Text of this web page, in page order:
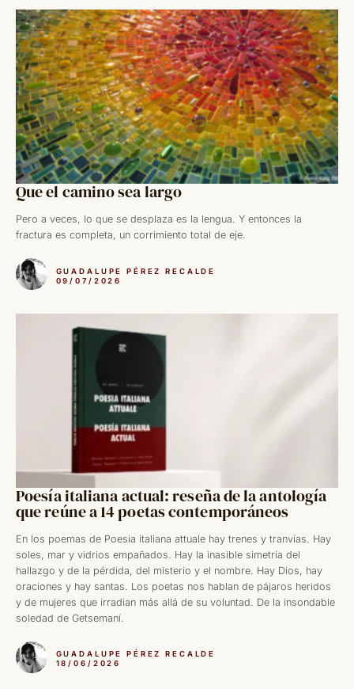
Que el camino sea largo
Pero a veces, lo que se desplaza es la lengua. Y entonces la
fractura es completa, un corrimiento total de eje.
GUADALUPE PÉREZ RECALDE
09/07/2026
Poesía italiana actual: reseña de la antología
que reúne a 14 poetas contemporáneos
En los poemas de Poesia italiana attuale hay trenes y tranvías. Hay
soles, mar y vidrios empañados. Hay la inasible simetría del
hallazgo y de la pérdida, del misterio y el nombre. Hay Dios, hay
oraciones y hay santas. Los poetas nos hablan de pájaros heridos
y de mujeres que irradian más allá de su voluntad. De la insondable
soledad de Getsemaní.
GUADALUPE PÉREZ RECALDE
18/06/2026